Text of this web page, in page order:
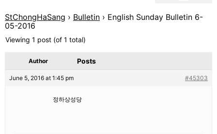
StChongHaSang › Bulletin › English Sunday Bulletin 6-
05-2016
Viewing 1 post (of 1 total)
Author Posts
June 5, 2016 at 1:45 pm #45303
정하상성당